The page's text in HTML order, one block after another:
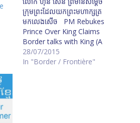
ក្រុមព្រះ​ដែល​យក​ព្រះមហាក្សត្រ​
មក​លេង​សើច PM Rebukes
Prince Over King Claims
Border talks with King (A
LIRE ABSOLUMENT) ព្រះ​
បរមរាជវាំង​បដិសេធ​ព័ត៌មាន​ដែល​
28/07/2015
In "Border / Frontière"